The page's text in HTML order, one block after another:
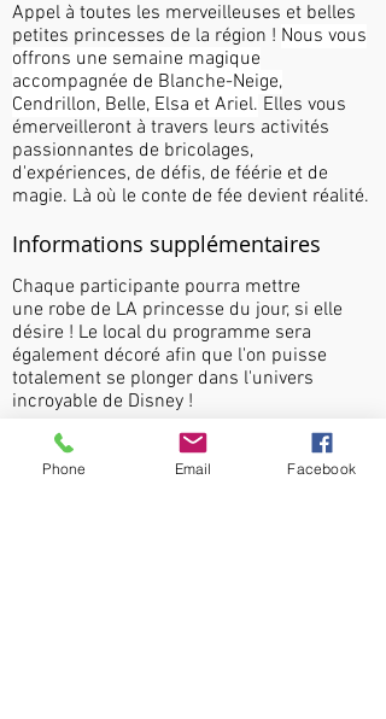
Appel à toutes les merveilleuses et belles
petites princesses de la région ! Nous vous
offrons une semaine magique
accompagnée de Blanche-Neige,
Cendrillon, Belle, Elsa et Ariel. Elles vous
émerveilleront à travers leurs activités
passionnantes de bricolages,
d'expériences, de défis, de féérie et de
magie. Là où le conte de fée devient réalité.
Informations supplémentaires
Chaque participante pourra mettre
une robe de LA princesse du jour, si elle
désire ! Le local du programme sera
également décoré afin que l'on puisse
totalement se plonger dans l'univers
incroyable de Disney !
Disponibilités Saint-Jérôme
Phone Email Facebook